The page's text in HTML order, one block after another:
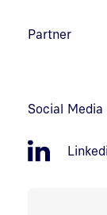
Partner
Social Media